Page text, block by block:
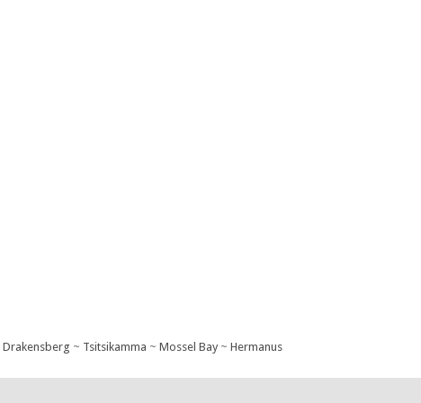
Drakensberg ~ Tsitsikamma ~ Mossel Bay~ Hermanus